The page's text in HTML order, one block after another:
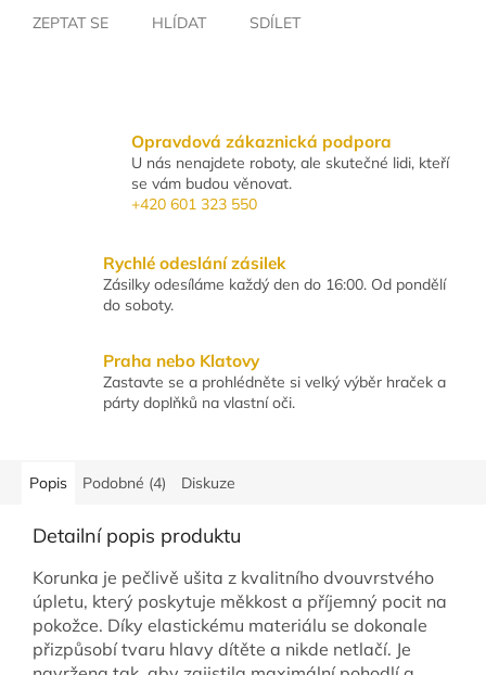
ZEPTAT SE HLÍDAT SDÍLET
Opravdová zákaznická podpora
U nás nenajdete roboty, ale skutečné lidi, kteří
se vám budou věnovat.
+420 601 323 550
Rychlé odeslání zásilek
Zásilky odesíláme každý den do 16:00. Od pondělí
do soboty.
Praha nebo Klatovy
Zastavte se a prohlédněte si velký výběr hraček a
párty doplňků na vlastní oči.
Popis Podobné (4) Diskuze
Detailní popis produktu
Korunka je pečlivě ušita z kvalitního dvouvrstvého
úpletu, který poskytuje měkkost a příjemný pocit na
pokožce. Díky elastickému materiálu se dokonale
přizpůsobí tvaru hlavy dítěte a nikde netlačí. Je